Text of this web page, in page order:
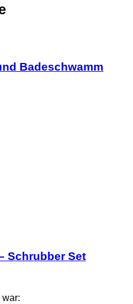
Badeschwamm
Schrubber Set